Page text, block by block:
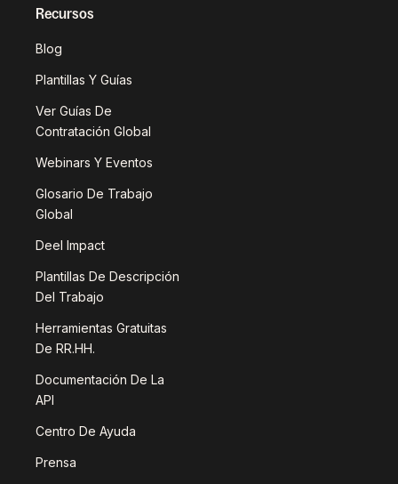
Recursos
Blog
Plantillas Y Guías
Ver Guías De
Contratación Global
Webinars Y Eventos
Glosario De Trabajo
Global
Deel Impact
Plantillas De Descripción
Del Trabajo
Herramientas Gratuitas
De RR.HH.
Documentación De La
API
Centro De Ayuda
Prensa